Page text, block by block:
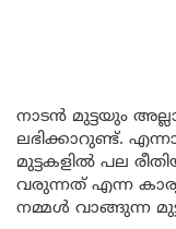
നാടൻ മുട്ടയും
ലഭിക്കാറുണ്ട്.
മുട്ടകളിൽ പല
വരുന്നത് എന്ന
നമ്മൾ വാങ്ങുന്ന